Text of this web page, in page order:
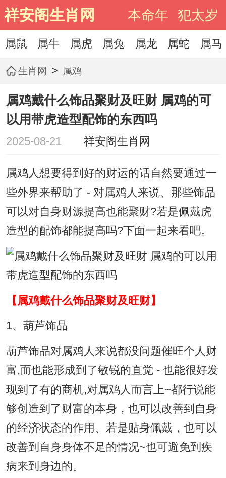
祥安阁生肖网 本命年 犯太岁
属鼠 属牛 属虎 属兔 属龙 属蛇 属马
生肖网 > 属鸡
属鸡戴什么饰品聚财及旺财 属鸡的可
以用带虎造型配饰的东西吗
2025-08-21 祥安阁生肖网
属鸡人想要得到好的财运的话自然要通过一
些外界来帮助了 - 对属鸡人来说、那些饰品
可以对自身财源提高也能聚财?若是佩戴虎
造型的配饰都能提高吗?下面一起来看吧。
【属鸡戴什么饰品聚财及旺财】
1、葫芦饰品
葫芦饰品对属鸡人来说都没问题催旺个人财
富,而也能形成到了敏锐的直觉 - 也能很好发
现到了有的商机,对属鸡人而言上~都行说能
够创造到了财富的本身，也可以改善到自身
的经济状态的作用、若是贴身佩戴，也可以
改善到自身身体不足的情况~也可避免到疾
病来到身边的。